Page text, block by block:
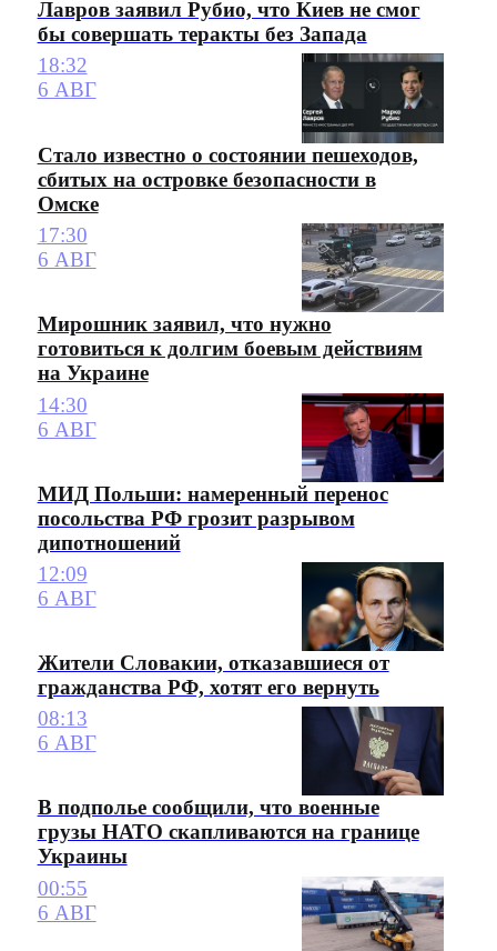
Лавров заявил Рубио, что Киев не смог
бы совершать теракты без Запада
18:32
6 АВГ
Стало известно о состоянии пешеходов,
сбитых на островке безопасности в
Омске
17:30
6 АВГ
Мирошник заявил, что нужно
готовиться к долгим боевым действиям
на Украине
14:30
6 АВГ
МИД Польши: намеренный перенос
посольства РФ грозит разрывом
дипотношений
12:09
6 АВГ
Жители Словакии, отказавшиеся от
гражданства РФ, хотят его вернуть
08:13
6 АВГ
В подполье сообщили, что военные
грузы НАТО скапливаются на границе
Украины
00:55
6 АВГ